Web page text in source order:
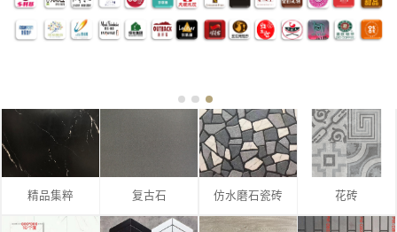
精品集粹 复古石 仿水磨石瓷砖 花砖